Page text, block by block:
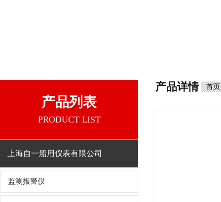
产品列表
PRODUCT LIST
上海自一船用仪表有限公司
监测报警仪
产品详情 首页